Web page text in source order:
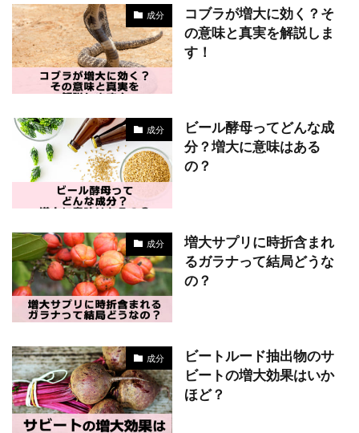
成分
コブラが増大に効く？そ
の意味と真実を解説しま
す！
成分
ビール酵母ってどんな成
分？増大に意味はある
の？
成分
増大サプリに時折含まれ
るガラナって結局どうな
の？
成分
ビートルード抽出物のサ
ビートの増大効果はいか
ほど？